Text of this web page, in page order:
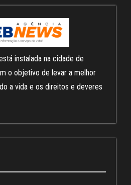
instalada na cidade de
o objetivo de levar a melhor
a vida e os direitos e deveres